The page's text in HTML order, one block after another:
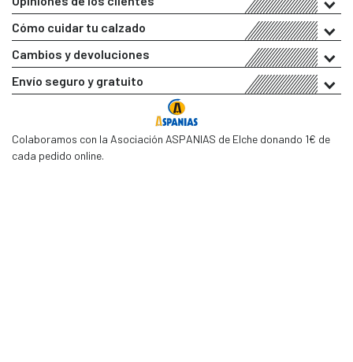
Cómo cuidar tu calzado
Cambios y devoluciones
Envío seguro y gratuito
Colaboramos con la Asociación ASPANIAS de Elche donando 1€ de
cada pedido online.